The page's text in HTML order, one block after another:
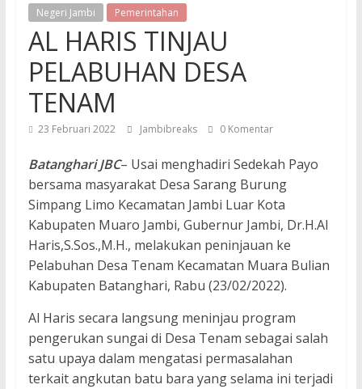
Negeri Jambi Pemerintahan
AL HARIS TINJAU
PELABUHAN DESA
TENAM
23 Februari 2022 Jambibreaks 0 Komentar
Batanghari JBC– Usai menghadiri Sedekah Payo
bersama masyarakat Desa Sarang Burung
Simpang Limo Kecamatan Jambi Luar Kota
Kabupaten Muaro Jambi, Gubernur Jambi, Dr.H.Al
Haris,S.Sos.,M.H., melakukan peninjauan ke
Pelabuhan Desa Tenam Kecamatan Muara Bulian
Kabupaten Batanghari, Rabu (23/02/2022).
Al Haris secara langsung meninjau program
pengerukan sungai di Desa Tenam sebagai salah
satu upaya dalam mengatasi permasalahan
terkait angkutan batu bara yang selama ini terjadi